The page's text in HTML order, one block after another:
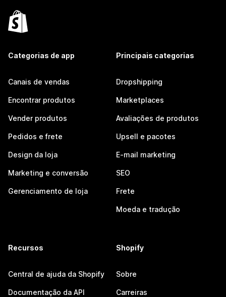
Categorias de app
Canais de vendas
Encontrar produtos
Vender produtos
Pedidos e frete
Design da loja
Marketing e conversão
Gerenciamento de loja
Principais categorias
Dropshipping
Marketplaces
Avaliações de produtos
Upsell e pacotes
E-mail marketing
SEO
Frete
Moeda e tradução
Recursos
Central de ajuda da Shopify
Documentação da API
Shopify
Sobre
Carreiras